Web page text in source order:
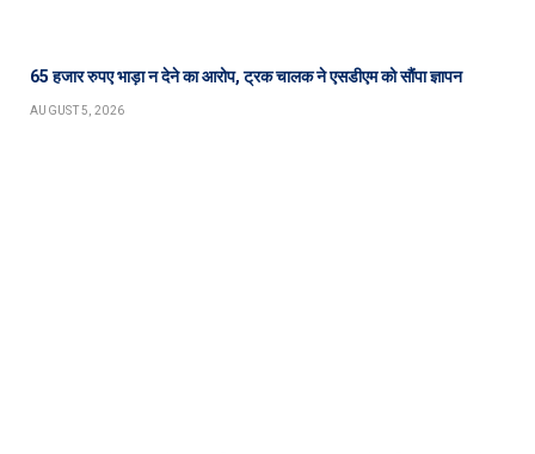
65 हजार रुपए भाड़ा न देने का आरोप, ट्रक चालक ने एसडीएम को सौंपा ज्ञापन
AUGUST 5, 2026